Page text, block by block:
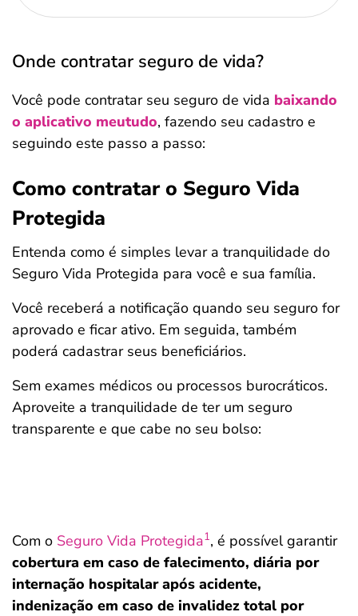
Onde contratar seguro de vida?
Você pode contratar seu seguro de vida baixando
o aplicativo meutudo, fazendo seu cadastro e
seguindo este passo a passo:
Como contratar o Seguro Vida
Protegida
Entenda como é simples levar a tranquilidade do
Seguro Vida Protegida para você e sua família.
Você receberá a notificação quando seu seguro for
aprovado e ficar ativo. Em seguida, também
poderá cadastrar seus beneficiários.
Sem exames médicos ou processos burocráticos.
Aproveite a tranquilidade de ter um seguro
transparente e que cabe no seu bolso:
Com o Seguro Vida Protegida1, é possível garantir
cobertura em caso de falecimento, diária por
internação hospitalar após acidente,
indenização em caso de invalidez total por